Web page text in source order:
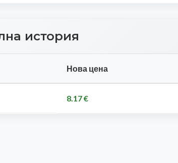
история
Нова цена
8.17 €